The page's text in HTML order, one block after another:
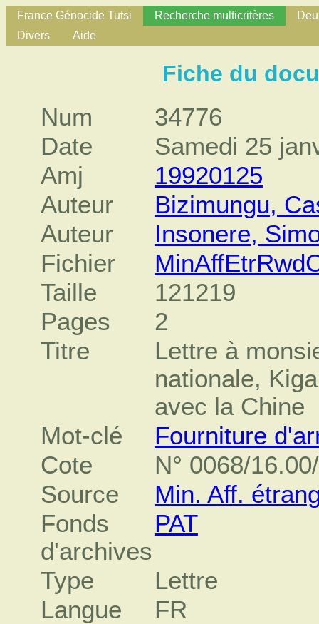
France Génocide Tutsi Recherche multicritères
Divers
Aide
Fiche du
Num
34776
Date
Samedi 25
Amj
19920125
Auteur
Bizimungu,
Auteur
Insonere,
Fichier
Taille
121219
Pages
2
Titre
Lettre à
nationale,
avec la Chine
Mot-clé
Fourniture
Cote
N° 0068/
Source
Min. Aff.
Fonds
d'archives
PAT
Type
Lettre
Langue
FR